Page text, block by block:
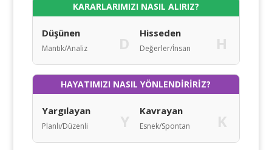
KARARLARIMIZI NASIL ALIRIZ?
Düşünen
Mantık/Analiz D
Hisseden
Değerler/İnsan H
HAYATIMIZI NASIL YÖNLENDİRİRİZ?
Yargılayan
Planlı/Düzenli Y
Kavrayan
Esnek/Spontan K